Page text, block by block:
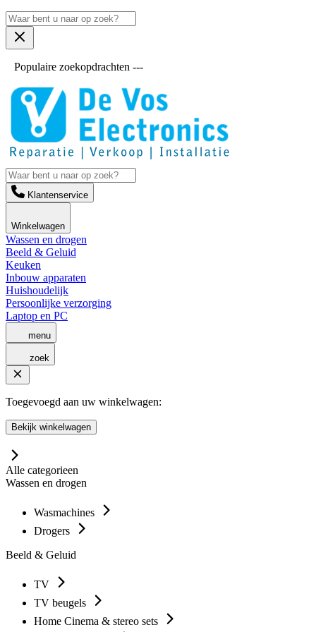
Populaire zoekopdrachten ---
Klantenservice
Winkelwagen
Wassen en drogen
Beeld & Geluid
Keuken
Inbouw apparaten
Huishoudelijk
Persoonlijke verzorging
Laptop en PC
menu
zoek
Toegevoegd aan uw winkelwagen:
Bekijk winkelwagen
Alle categorieen
Wassen en drogen
Wasmachines
Drogers
Beeld & Geluid
TV
TV beugels
Home Cinema & stereo sets